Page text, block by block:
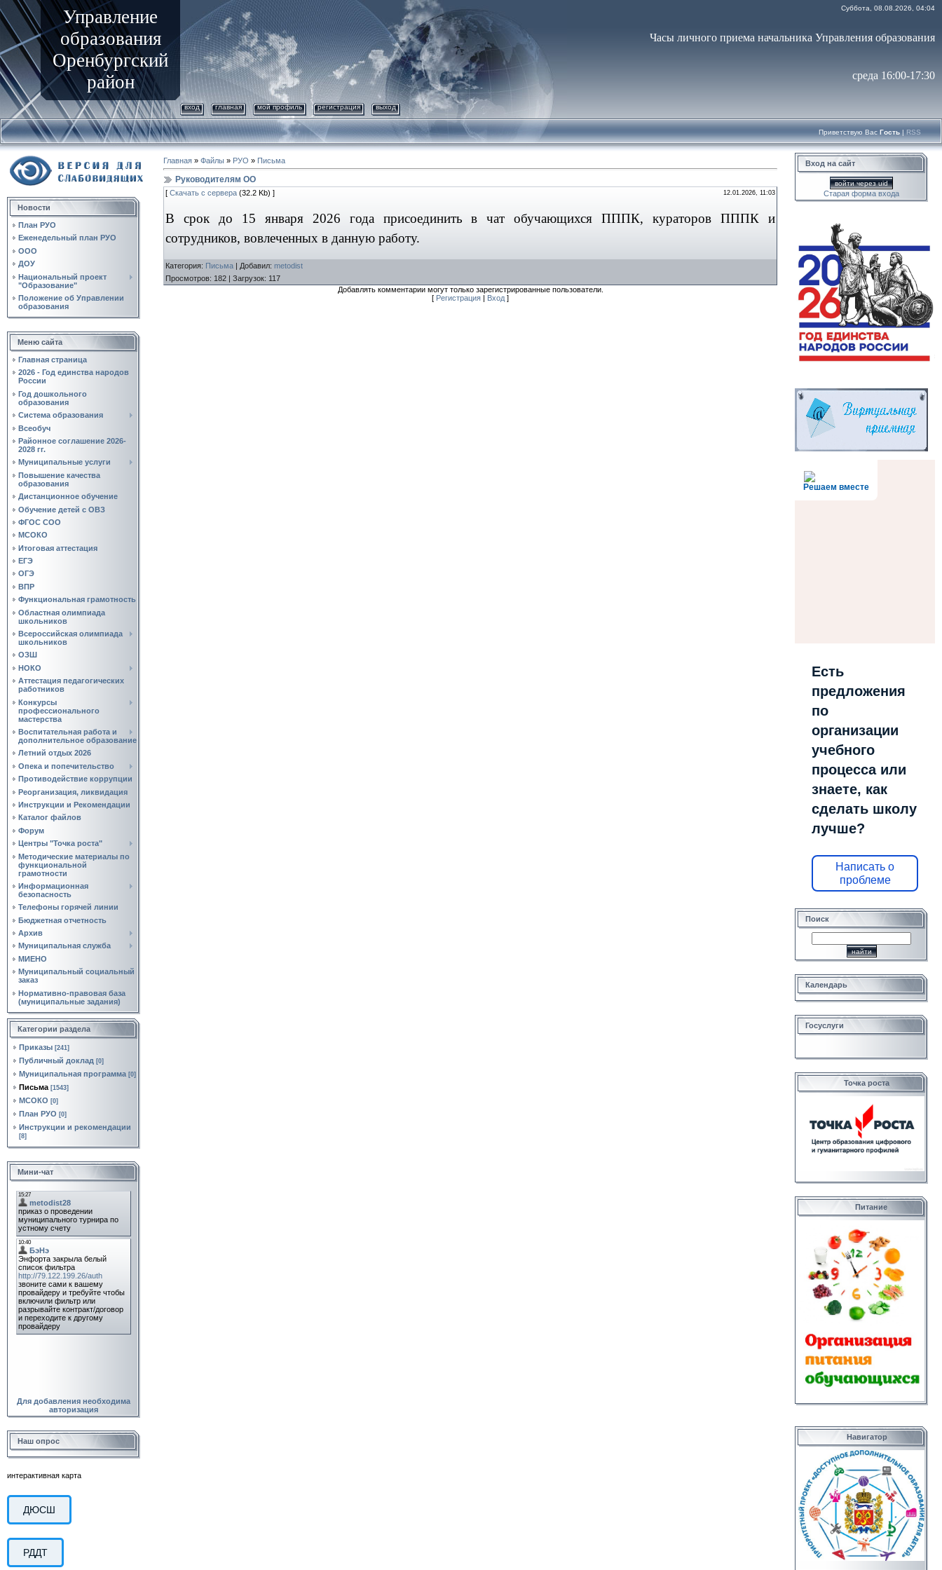
Управление
образования
Оренбургский
район
Суббота, 08.08.2026, 04:04
Часы личного приема начальника Управления образования
среда 16:00-17:30
вход главная мой профиль регистрация выход
Приветствую Вас Гость | RSS
Новости
План РУО
Еженедельный план РУО
ООО
ДОУ
Национальный проект
"Образование"
Положение об Управлении
образования
Меню сайта
Главная страница
2026 - Год единства народов
России
Год дошкольного
образования
Система образования
Всеобуч
Районное соглашение 2026-
2028 гг.
Муниципальные услуги
Повышение качества
образования
Дистанционное обучение
Обучение детей с ОВЗ
ФГОС СОО
МСОКО
Итоговая аттестация
ЕГЭ
ОГЭ
ВПР
Функциональная грамотность
Областная олимпиада
школьников
Всероссийская олимпиада
школьников
ОЗШ
НОКО
Аттестация педагогических
работников
Конкурсы
профессионального
мастерства
Воспитательная работа и
дополнительное образование
Летний отдых 2026
Опека и попечительство
Противодействие коррупции
Реорганизация, ликвидация
Инструкции и Рекомендации
Каталог файлов
Форум
Центры "Точка роста"
Методические материалы по
функциональной
грамотности
Информационная
безопасность
Телефоны горячей линии
Бюджетная отчетность
Архив
Муниципальная служба
МИЕНО
Муниципальный социальный
заказ
Нормативно‑правовая база
(муниципальные задания)
Категории раздела
Приказы [241]
Публичный доклад [0]
Муниципальная программа [0]
Письма [1543]
МСОКО [0]
План РУО [0]
Инструкции и рекомендации
[8]
Мини-чат
Для добавления необходима
авторизация
Наш опрос
интерактивная карта
ДЮСШ
РДДТ
Главная » Файлы » РУО » Письма
Руководителям ОО
[ Скачать с сервера (32.2 Kb) ] 12.01.2026, 11:03
В срок до 15 января 2026 года присоединить в чат обучающихся ПППК, кураторов ПППК и
сотрудников, вовлеченных в данную работу.
Категория: Письма | Добавил: metodist
Просмотров: 182 | Загрузок: 117
Добавлять комментарии могут только зарегистрированные пользователи.
[ Регистрация | Вход ]
Вход на сайт
войти через uid
Старая форма входа
Решаем вместе
Есть
предложения
по
организации
учебного
процесса или
знаете, как
сделать школу
лучше?
Написать о
проблеме
Поиск
Календарь
Госуслуги
Точка роста
Питание
Навигатор